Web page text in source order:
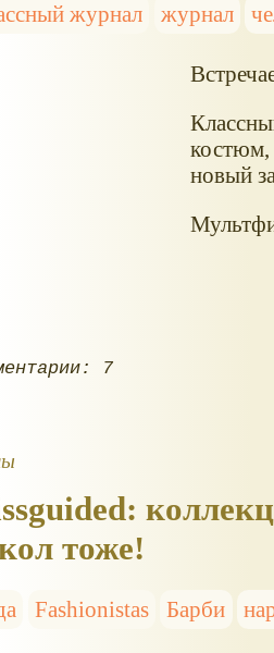
журнал журнал
костюм,
новый
7
тоже!
Fashionistas Барби